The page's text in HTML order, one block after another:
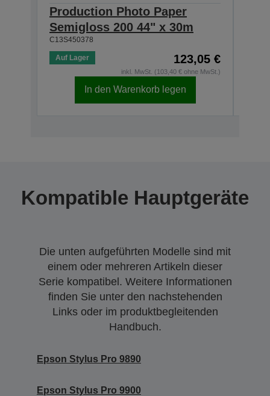
Production Photo Paper
Semigloss 200 44" x 30m
C13S450378
Auf Lager 123,05 €
inkl. MwSt. (103,40 € ohne MwSt.)
In den Warenkorb legen
Kompatible Hauptgeräte
Die unten aufgeführten Modelle sind mit
einem oder mehreren Artikeln dieser
Serie kompatibel. Weitere Informationen
finden Sie unter den nachstehenden
Links oder im produktbegleitenden
Handbuch.
Epson Stylus Pro 9890
Epson Stylus Pro 9900